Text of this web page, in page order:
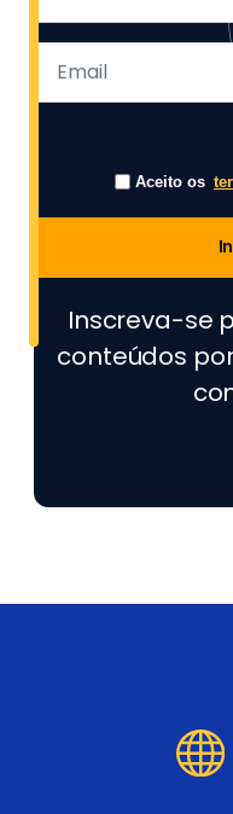
Aceito os
Inscreva-se
conteúdos